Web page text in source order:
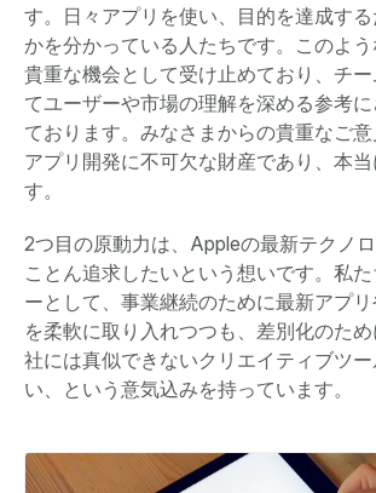
す。日々アプリを使い、目的を達成す
かを分かっている人たちです。このよ
貴重な機会として受け止めており、チ
てユーザーや市場の理解を深める参考
ております。みなさまからの貴重なご
アプリ開発に不可欠な財産であり、本
す。
2つ目の原動力は、Appleの最新テクノ
ことん追求したいという想いです。私
ーとして、事業継続のために最新アプ
を柔軟に取り入れつつも、差別化のた
社には真似できないクリエイティブツ
い、という意気込みを持っています。